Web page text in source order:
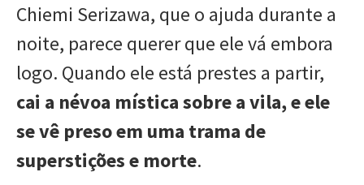
Chiemi Serizawa, que o ajuda durante a
noite, parece querer que ele vá embora
logo. Quando ele está prestes a partir,
cai a névoa mística sobre a vila, e ele
se vê preso em uma trama de
superstições e morte.